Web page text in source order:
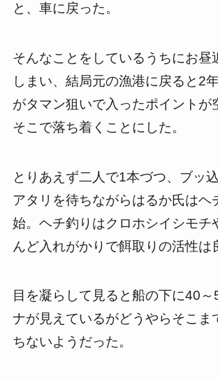
と、車に戻った。
そんなことをしているうちにお昼
しまい、結局元の漁港に戻ると2
がタマン狙いで入ったポイントが
そこで落ち着くことにした。
とりあえず二人で1本づつ、ブッ
アタリを待ちながらはるか氏はヘ
始。ヘチ釣りはクロホシイシモチ
んど入れがかりで餌取りの活性は
目を凝らして見ると船の下に40
ナが見えているがどうやらそこま
ちないようだった。